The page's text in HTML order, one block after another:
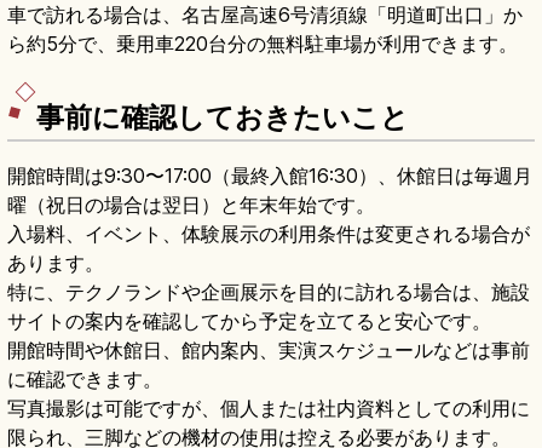
車で訪れる場合は、名古屋高速6号清須線「明道町出口」か
ら約5分で、乗用車220台分の無料駐車場が利用できます。
事前に確認しておきたいこと
開館時間は9:30〜17:00（最終入館16:30）、休館日は毎週月
曜（祝日の場合は翌日）と年末年始です。
入場料、イベント、体験展示の利用条件は変更される場合が
あります。
特に、テクノランドや企画展示を目的に訪れる場合は、施設
サイトの案内を確認してから予定を立てると安心です。
開館時間や休館日、館内案内、実演スケジュールなどは事前
に確認できます。
写真撮影は可能ですが、個人または社内資料としての利用に
限られ、三脚などの機材の使用は控える必要があります。